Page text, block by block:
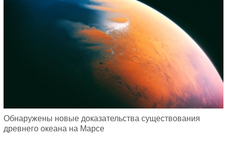
Обнаружены новые доказательства существования
древнего океана на Марсе